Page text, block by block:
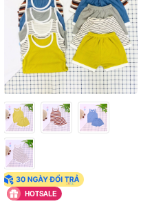
Chất liệu:
Thiết kế:
Màu sắc & họa tiết:
Độ tuổi phù hợp:
Giặt ủi:
HOTSALE